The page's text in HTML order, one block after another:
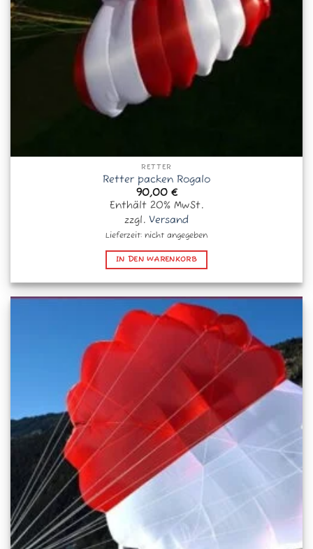
RETTER
Retter packen Rogalo
90,00 €
Enthält 20% MwSt.
zzgl. Versand
Lieferzeit: nicht angegeben
IN DEN WARENKORB